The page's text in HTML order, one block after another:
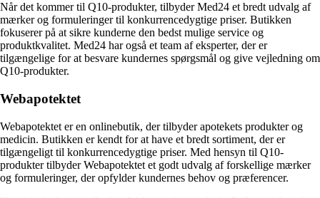
Når det kommer til Q10-produkter, tilbyder Med24 et bredt udvalg af
mærker og formuleringer til konkurrencedygtige priser. Butikken
fokuserer på at sikre kunderne den bedst mulige service og
produktkvalitet. Med24 har også et team af eksperter, der er
tilgængelige for at besvare kundernes spørgsmål og give vejledning om
Q10-produkter.
Webapotektet
Webapotektet er en onlinebutik, der tilbyder apotekets produkter og
medicin. Butikken er kendt for at have et bredt sortiment, der er
tilgængeligt til konkurrencedygtige priser. Med hensyn til Q10-
produkter tilbyder Webapotektet et godt udvalg af forskellige mærker
og formuleringer, der opfylder kundernes behov og præferencer.